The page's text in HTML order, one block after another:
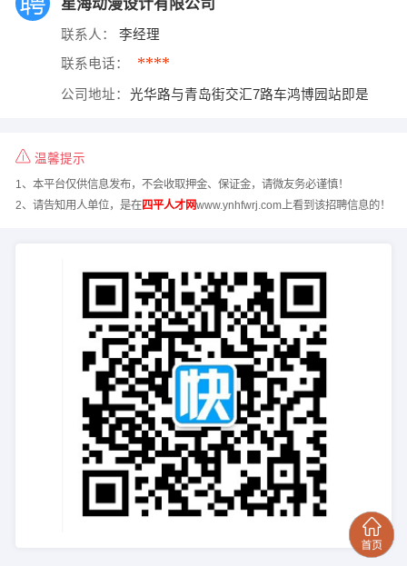
星海动漫设计有限公司
联系人： 李经理
联系电话： ****
公司地址： 光华路与青岛街交汇7路车鸿博园站即是
温馨提示
1、本平台仅供信息发布，不会收取押金、保证金，请微友务必谨慎！
2、请告知用人单位，是在四平人才网www.ynhfwrj.com上看到该招聘信息的！